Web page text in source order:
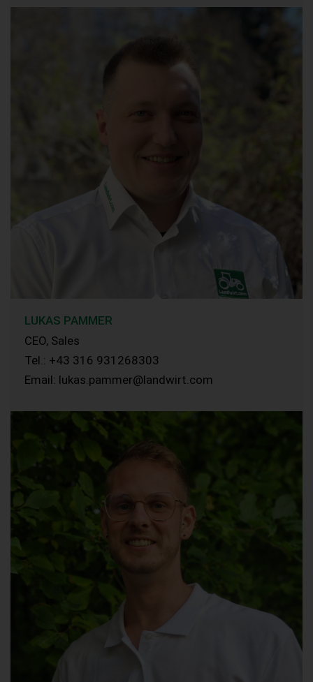
LUKAS PAMMER
CEO, Sales
Tel.: +43 316 931268303
Email: lukas.pammer@landwirt.com